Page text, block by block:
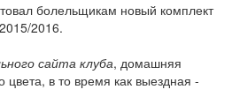
болельщикам новый комплект
2016.
сайта клуба, домашняя
цвета, в то время как выездная -